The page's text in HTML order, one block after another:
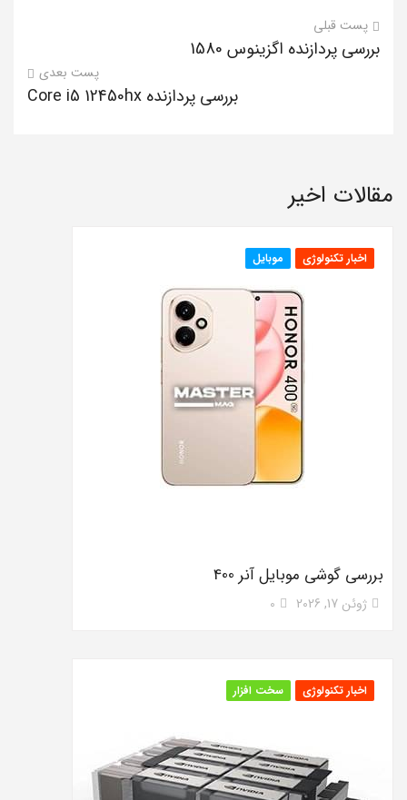
پست قبلی
بررسی پردازنده اگزینوس 1580
پست بعدی
بررسی پردازنده Core i5 12450hx
مقالات اخیر
اخبار تکنولوژی موبایل
بررسی گوشی موبایل آنر 400
ژوئن 17, 2026 0
اخبار تکنولوژی سخت افزار